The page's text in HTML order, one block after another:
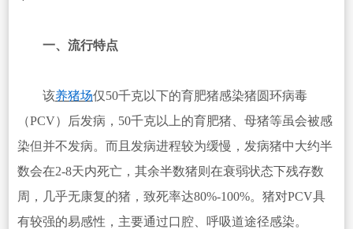
一、流行特点
该养猪场仅50千克以下的育肥猪感染猪圆环病毒
（PCV）后发病，50千克以上的育肥猪、母猪等虽会被感
染但并不发病。而且发病进程较为缓慢，发病猪中大约半
数会在2-8天内死亡，其余半数猪则在衰弱状态下残存数
周，几乎无康复的猪，致死率达80%-100%。猪对PCV具
有较强的易感性，主要通过口腔、呼吸道途径感染。